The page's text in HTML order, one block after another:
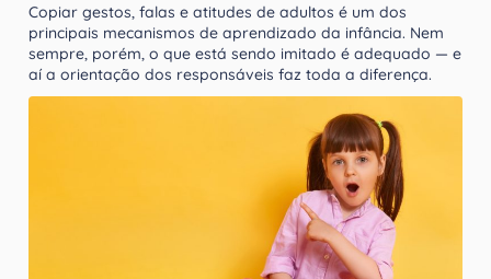
Copiar gestos, falas e atitudes de adultos é um dos
principais mecanismos de aprendizado da infância. Nem
sempre, porém, o que está sendo imitado é adequado — e
aí a orientação dos responsáveis faz toda a diferença.